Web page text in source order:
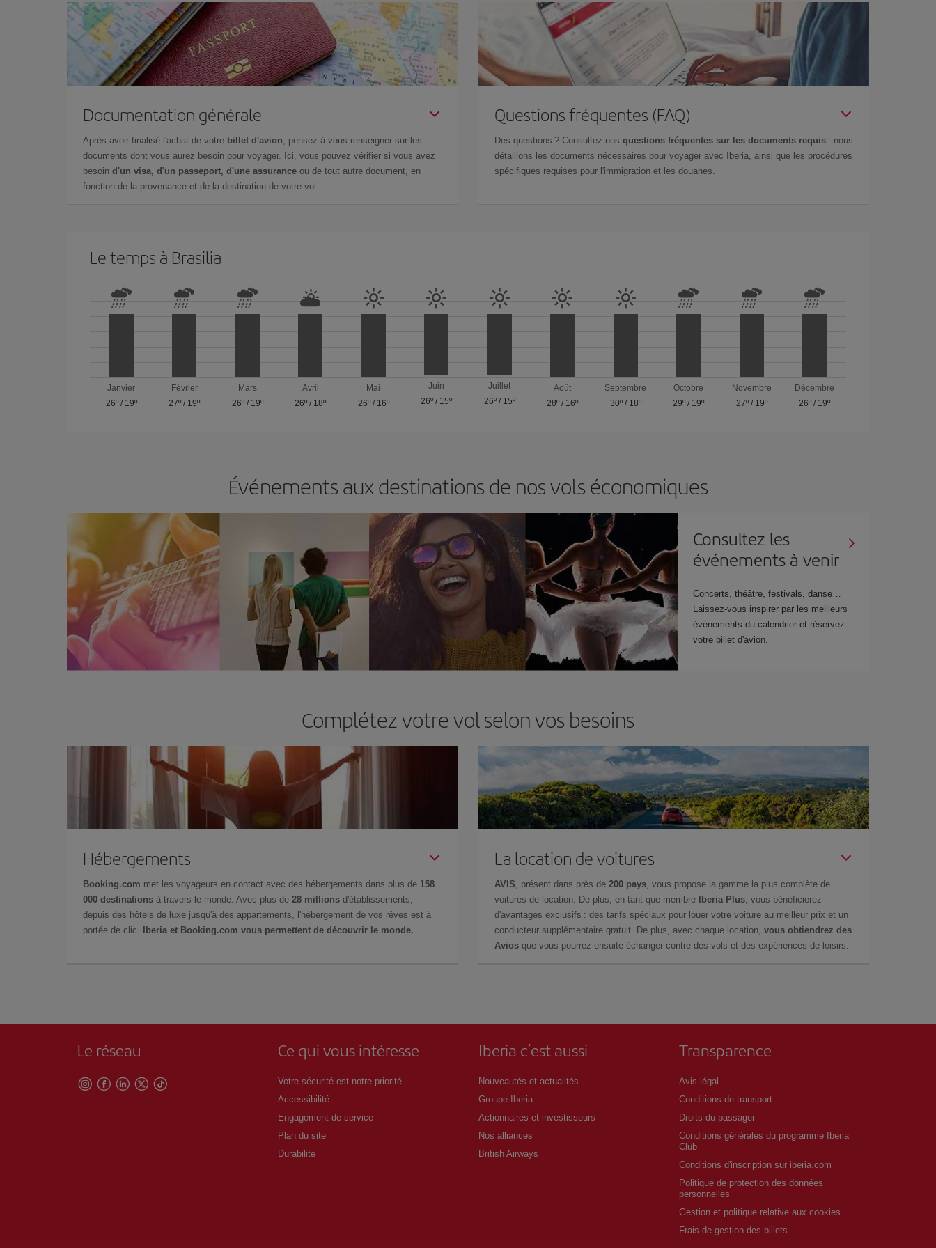
Documentation générale
Après avoir finalisé l'achat de votre billet d'avion , pensez à vous renseigner sur les
documents dont vous aurez besoin pour voyager. Ici, vous pouvez vérifier si vous avez
besoin d'un visa, d'un passeport, d'une assurance ou de tout autre document, en
fonction de la provenance et de la destination de votre vol.
Questions fréquentes (FAQ)
Des questions ? Consultez nos questions fréquentes sur les documents requis : nous
détaillons les documents nécessaires pour voyager avec Iberia, ainsi que les procédures
spécifiques requises pour l'immigration et les douanes.
Le temps à Brasilia
Janvier
26º/ 19º
Février
27º / 19º
Mars
26º/ 19º
Avril
26º / 18º
Mai
26º/ 16º
Juin
26º / 15º
Juillet
26º/ 15º
Août
28º / 16º
Septembre
30º/ 18º
Octobre
29º / 19º
Novembre
27º/ 19º
Décembre
26º / 19º
Événements aux destinations de nos vols économiques
Consultez les
événements à venir
Concerts, théâtre, festivals, danse…
Laissez-vous inspirer par les meilleurs
événements du calendrier et réservez
votre billet d'avion.
Complétez votre vol selon vos besoins
Hébergements
Booking.com met les voyageurs en contact avec des hébergements dans plus de 158
000 destinations à travers le monde. Avec plus de 28 millions d'établissements,
depuis des hôtels de luxe jusqu'à des appartements, l'hébergement de vos rêves est à
portée de clic.
Iberia et Booking.com vous permettent de découvrir le monde.
La location de voitures
AVIS , présent dans près de 200 pays , vous propose la gamme la plus complète de
voitures de location. De plus, en tant que membre
Iberia Plus , vous bénéficierez
d'avantages exclusifs : des tarifs spéciaux pour louer votre voiture au meilleur prix et un
conducteur supplémentaire gratuit. De plus, avec chaque location, vous obtiendrez des
Avios que vous pourrez ensuite échanger contre des vols et des expériences de loisirs.
Le réseau Ce qui vous intéresse
Votre sécurité est notre priorité
Accessibilité
Engagement de service
Plan du site
Durabilité
Iberia c’est aussi
Nouveautés et actualités
Groupe Iberia
Actionnaires et investisseurs
Nos alliances
British Airways
Transparence
Avis légal
Conditions de transport
Droits du passager
Conditions générales du programme Iberia
Club
Conditions d'inscription sur iberia.com
Politique de protection des données
personnelles
Gestion et politique relative aux cookies
Frais de gestion des billets